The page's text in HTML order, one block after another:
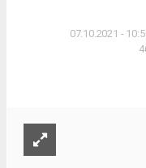
07.10.2021 -